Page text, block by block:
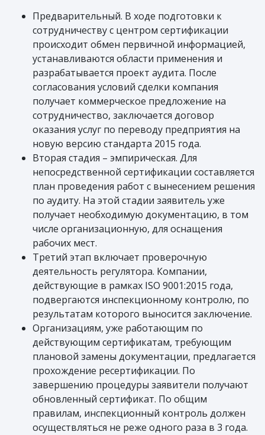
Предварительный. В ходе подготовки к
сотрудничеству с центром сертификации
происходит обмен первичной информацией,
устанавливаются области применения и
разрабатывается проект аудита. После
согласования условий сделки компания
получает коммерческое предложение на
сотрудничество, заключается договор
оказания услуг по переводу предприятия на
новую версию стандарта 2015 года.
Вторая стадия – эмпирическая. Для
непосредственной сертификации составляется
план проведения работ с вынесением решения
по аудиту. На этой стадии заявитель уже
получает необходимую документацию, в том
числе организационную, для оснащения
рабочих мест.
Третий этап включает проверочную
деятельность регулятора. Компании,
действующие в рамках ISO 9001:2015 года,
подвергаются инспекционному контролю, по
результатам которого выносится заключение.
Организациям, уже работающим по
действующим сертификатам, требующим
плановой замены документации, предлагается
прохождение ресертификации. По
завершению процедуры заявители получают
обновленный сертификат. По общим
правилам, инспекционный контроль должен
осуществляться не реже одного раза в 3 года.